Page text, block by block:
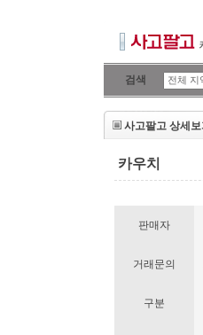
검색
사고팔고 상세보
카우치
판매자
거래문의
구분